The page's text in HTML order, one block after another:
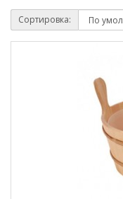
Сортировка: